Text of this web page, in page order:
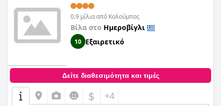
0.9 μίλια από Κολούμπος
Βίλα στο Ημεροβίγλι
10 Εξαιρετικό
Δείτε διαθεσιμότητα και τιμές
$ +4